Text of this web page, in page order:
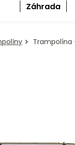
Záhrada
Trampolína